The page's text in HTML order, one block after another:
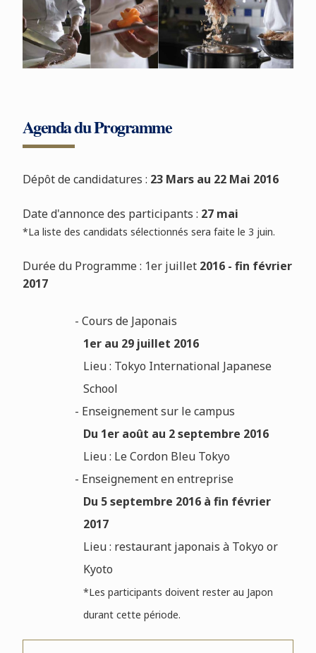
Agenda du Programme
Dépôt de candidatures : 23 Mars au 22 Mai 2016
Date d'annonce des participants : 27 mai
*La liste des candidats sélectionnés sera faite le 3 juin.
Durée du Programme : 1er juillet2016 - fin février
2017
- Cours de Japonais
1er au 29 juillet 2016
Lieu : Tokyo International Japanese
School
- Enseignement sur le campus
Du 1er août au 2 septembre 2016
Lieu : Le Cordon Bleu Tokyo
- Enseignement en entreprise
Du 5 septembre 2016 à fin février
2017
Lieu : restaurant japonais à Tokyo or
Kyoto
*Les participants doivent rester au Japon
durant cette période.